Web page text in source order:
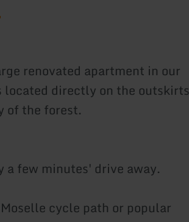
renovated apartment in our
directly on the outskirts
of the forest.
a few minutes' drive away.
cycle path or popular